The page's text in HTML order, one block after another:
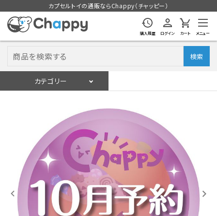
カプセルトイの通販ならChappy（チャッピー）
購入履歴 ログイン カート メニュー
検索
カテゴリー
入荷スケジュールをチェック
カプセルトイマシン本体
カプセルトイ
販促用空カプセル